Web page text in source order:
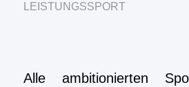
LEISTUNGSSPORT
Alle ambitionierten